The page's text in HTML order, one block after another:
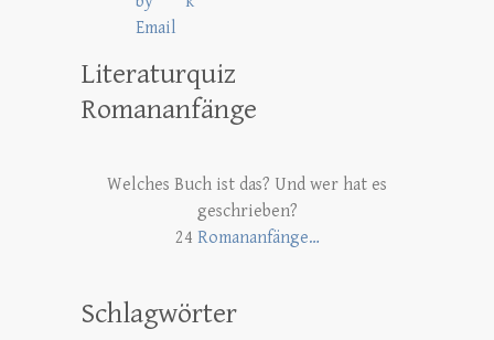
Literaturquiz
Romananfänge
Welches Buch ist das? Und wer hat es
geschrieben?
24 Romananfänge…
Schlagwörter